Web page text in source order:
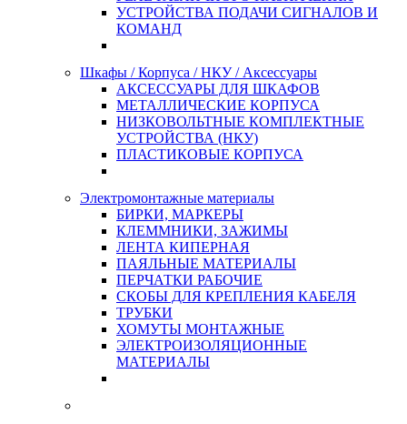
УСТРОЙСТВА ПОДАЧИ СИГНАЛОВ И
КОМАНД
Шкафы / Корпуса / НКУ / Аксессуары
АКСЕССУАРЫ ДЛЯ ШКАФОВ
МЕТАЛЛИЧЕСКИЕ КОРПУСА
НИЗКОВОЛЬТНЫЕ КОМПЛЕКТНЫЕ
УСТРОЙСТВА (НКУ)
ПЛАСТИКОВЫЕ КОРПУСА
Электромонтажные материалы
БИРКИ, МАРКЕРЫ
КЛЕММНИКИ, ЗАЖИМЫ
ЛЕНТА КИПЕРНАЯ
ПАЯЛЬНЫЕ МАТЕРИАЛЫ
ПЕРЧАТКИ РАБОЧИЕ
СКОБЫ ДЛЯ КРЕПЛЕНИЯ КАБЕЛЯ
ТРУБКИ
ХОМУТЫ МОНТАЖНЫЕ
ЭЛЕКТРОИЗОЛЯЦИОННЫЕ
МАТЕРИАЛЫ